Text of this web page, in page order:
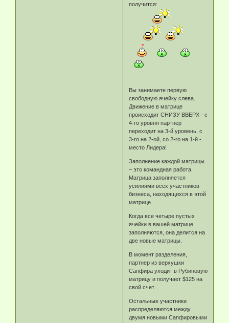
получится:
Вы занимаете первую
свободную ячейку слева.
Движение в матрице
происходит СНИЗУ ВВЕРХ - с
4-го уровня партнер
переходит на 3-й уровень, с
3-го на 2-ой, со 2-го на 1-й -
место Лидера!
Заполнение каждой матрицы
– это командная работа.
Матрица заполняется
усилиями всех участников
бизнеса, находящихся в этой
матрице.
Когда все четыре пустых
ячейки в вашей матрице
заполняются, она делится на
две новые матрицы.
В момент разделения,
партнер из верхушки
Сапфира уходит в Рубиновую
матрицу и получает $125 на
свой счет.
Остальные участники
распределяются между
двумя новыми Сапфировыми